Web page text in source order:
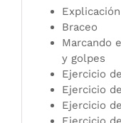
Explicación
Braceo
Marcando
y golpes
Ejercicio
Ejercicio
Ejercicio